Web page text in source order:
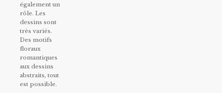
également un
rôle. Les
dessins sont
très variés.
Des motifs
floraux
romantiques
aux dessins
abstraits, tout
est possible.